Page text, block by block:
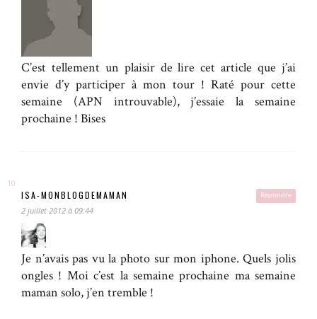
C’est tellement un plaisir de lire cet article que j’ai
envie d’y participer à mon tour ! Raté pour cette
semaine (APN introuvable), j’essaie la semaine
prochaine ! Bises
Répondre
ISA-MONBLOGDEMAMAN
2 juillet 2012 à 09:44
Je n’avais pas vu la photo sur mon iphone. Quels jolis
ongles ! Moi c’est la semaine prochaine ma semaine
maman solo, j’en tremble !